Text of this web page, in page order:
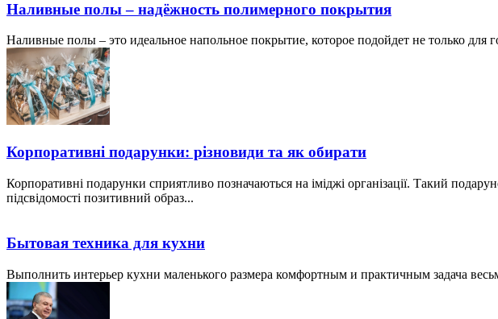
Наливные полы – надёжность полимерного покрытия
Наливные полы – это идеальное напольное покрытие, которое подойдет не только
Корпоративні подарунки: різновиди та як обирати
Корпоративні подарунки сприятливо позначаються на іміджі організації. Такий
підсвідомості позитивний образ...
Бытовая техника для кухни
Выполнить интерьер кухни маленького размера комфортным и практичным задача